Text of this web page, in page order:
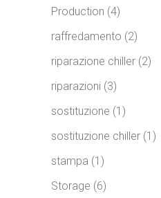
Production (4)
raffredamento (2)
riparazione chiller (2)
riparazioni (3)
sostituzione (1)
sostituzione chiller (1)
stampa (1)
Storage (6)